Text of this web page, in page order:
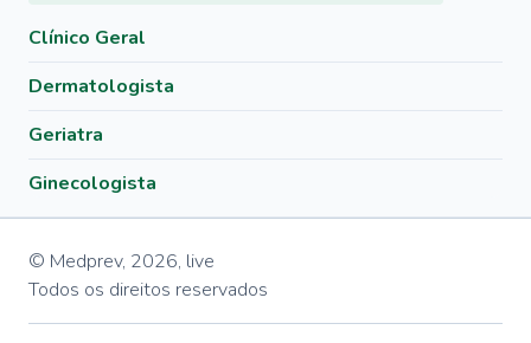
Clínico Geral
Dermatologista
Geriatra
Ginecologista
© Medprev, 2026, live
Todos os direitos reservados